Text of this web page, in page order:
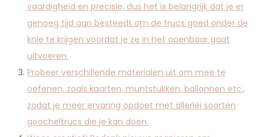
vaardigheid en precisie, dus het is belangrijk dat je er
genoeg tijd aan besteedt om de trucs goed onder de
knie te krijgen voordat je ze in het openbaar gaat
uitvoeren.
Probeer verschillende materialen uit om mee te
oefenen, zoals kaarten, muntstukken, ballonnen etc.,
zodat je meer ervaring opdoet met allerlei soorten
goocheltrucs die je kan doen.